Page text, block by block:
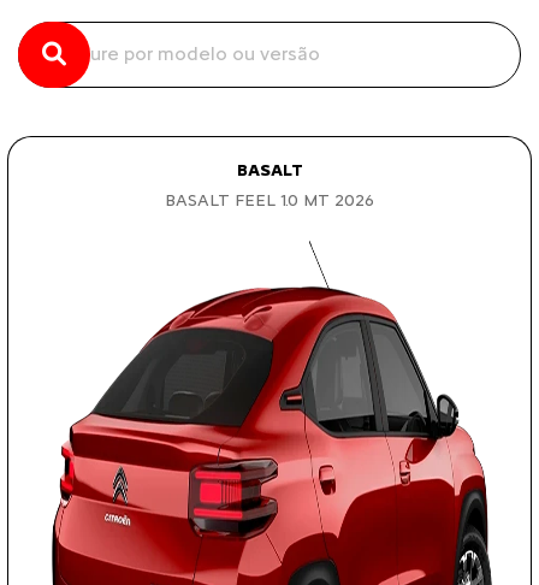
BASALT
BASALT FEEL 1.0 MT 2026